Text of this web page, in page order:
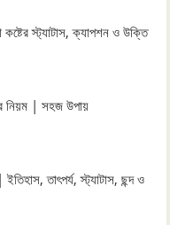
স্ট্যাটাস, ক্যাপশন ও উক্তি
নিয়ম | সহজ উপায়
তাৎপর্য, স্ট্যাটাস, ছন্দ ও